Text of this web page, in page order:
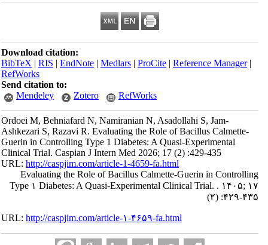
Download citation:
BibTeX|RIS|EndNote|Medlars|ProCite|Reference Manager
RefWorks
Send citation to:
Mendeley
Zotero RefWorks
Ordoei M, Behniafard N, Namiranian N, Asadollahi S, Jam-
Ashkezari S, Razavi R. Evaluating the Role of Bacillus Calmette-
Guerin in Controlling Type 1 Diabetes: A Quasi-Experimental
Clinical Trial. Caspian J Intern Med 2026; 17 (2) :429-435
URL:http://caspjim.com/article-1-4659-fa.html
Evaluating the Role of Bacillus Calmette-Guerin in Controlling
Type ۱ Diabetes: A Quasi-Experimental Clinical Trial. . ۱۴۰۵; ۱۷
(۲) :۴۲۹-۴۳۵
URL:http://caspjim.com/article-۱-۴۶۵۹-fa.html